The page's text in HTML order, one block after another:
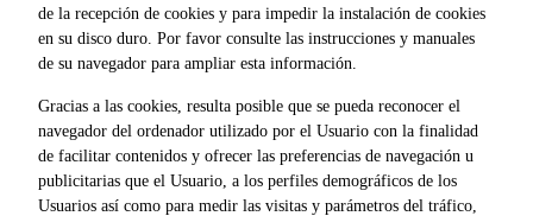
de la recepción de cookies y para impedir la instalación de cookies
en su disco duro. Por favor consulte las instrucciones y manuales
de su navegador para ampliar esta información.
Gracias a las cookies, resulta posible que se pueda reconocer el
navegador del ordenador utilizado por el Usuario con la finalidad
de facilitar contenidos y ofrecer las preferencias de navegación u
publicitarias que el Usuario, a los perfiles demográficos de los
Usuarios así como para medir las visitas y parámetros del tráfico,